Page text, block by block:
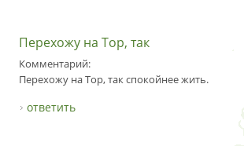
Перехожу на Тор, так
Комментарий:
Перехожу на Тор, так спокойнее жить.
ответить